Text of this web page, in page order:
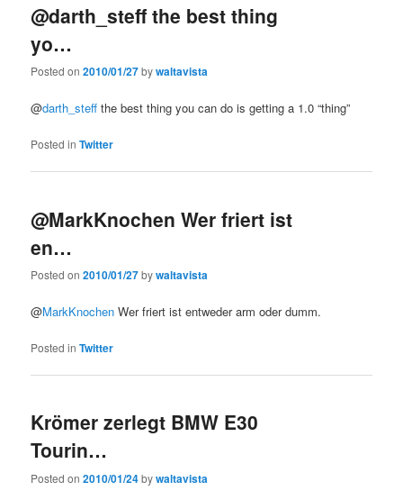
@darth_steff the best thing
yo…
Posted on2010/01/27bywaltavista
@darth_steff the best thing you can do is getting a 1.0 “thing”
Posted in Twitter
@MarkKnochen Wer friert ist
en…
Posted on2010/01/27bywaltavista
@MarkKnochen Wer friert ist entweder arm oder dumm.
Posted in Twitter
Krömer zerlegt BMW E30
Tourin…
Posted on2010/01/24bywaltavista